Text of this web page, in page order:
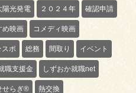
陽光発電 ２０２４年 確認申請
め映画 コメディ映画
ポ 総務 間取り イベント
職支援金 しずおか就職net
せらぎ® 熱交換